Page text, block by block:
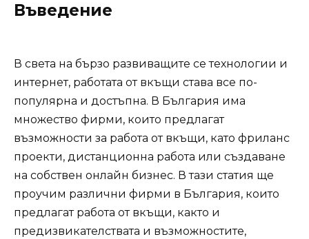
Въведение
В света на бързо развиващите се технологии и
интернет, работата от вкъщи става все по-
популярна и достъпна. В България има
множество фирми, които предлагат
възможности за работа от вкъщи, като фриланс
проекти, дистанционна работа или създаване
на собствен онлайн бизнес. В тази статия ще
проучим различни фирми в България, които
предлагат работа от вкъщи, както и
предизвикателствата и възможностите,